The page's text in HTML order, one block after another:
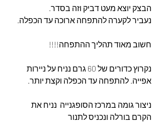
הבצק יוצא מעט דביק וזה בסדר.
נעביר לקערה להתפחה ארוכה עד הכפלה.
חשוב מאוד תהליך ההתפחה!!!!
נקרוץ כדורים של 60 גרם נניח על ניירות
אפייה. להתפחה עד הכפלה וקצת יותר.
ניצור גומה במרכז הסופגנייה  נניח את
הקרם בורלה ונכניס לתנור